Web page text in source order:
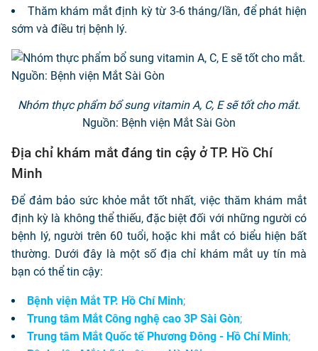
Thăm khám mắt định kỳ từ 3-6 tháng/lần, để phát hiện
sớm và điều trị bệnh lý.
Nhóm thực phẩm bổ sung vitamin A, C, E sẽ tốt cho mắt.
Nguồn: Bệnh viện Mắt Sài Gòn
Địa chỉ khám mắt đáng tin cậy ở TP. Hồ Chí
Minh
Để đảm bảo sức khỏe mắt tốt nhất, việc thăm khám mắt
định kỳ là không thể thiếu, đặc biệt đối với những người có
bệnh lý, người trên 60 tuổi, hoặc khi mắt có biểu hiện bất
thường. Dưới đây là một số địa chỉ khám mắt uy tín mà
bạn có thể tin cậy:
Bệnh viện Mắt TP. Hồ Chí Minh;
Trung tâm Mắt Công nghệ cao 3P Sài Gòn;
Trung tâm Mắt Quốc tế Phương Đông - Hồ Chí Minh;